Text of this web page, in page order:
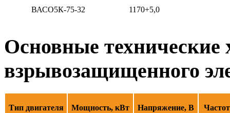
ВАСО5К-75-32 1170+5,0
Основные технические
взрывозащищенного
Тип двигателя Мощность, кВт Напряжение, В